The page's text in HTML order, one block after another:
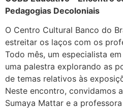
Pedagogias Decoloniais
O Centro Cultural Banco do
estreitar os laços com os
Todo mês, um especialista
uma palestra explorando as
de temas relativos às
Neste encontro, convidamos
Sumaya Mattar e a